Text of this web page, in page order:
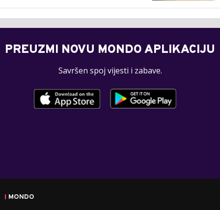
PREUZMI NOVU MONDO APLIKACIJU
Savršen spoj vijesti i zabave.
MONDO